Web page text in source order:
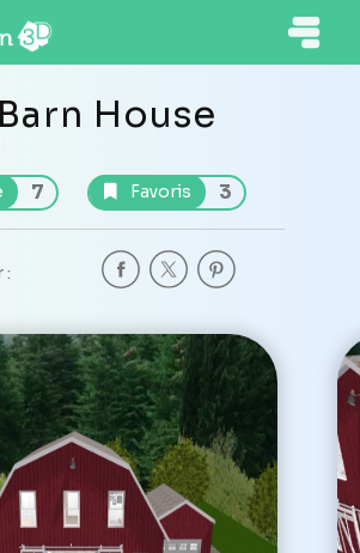
House
7 Favoris 3
: